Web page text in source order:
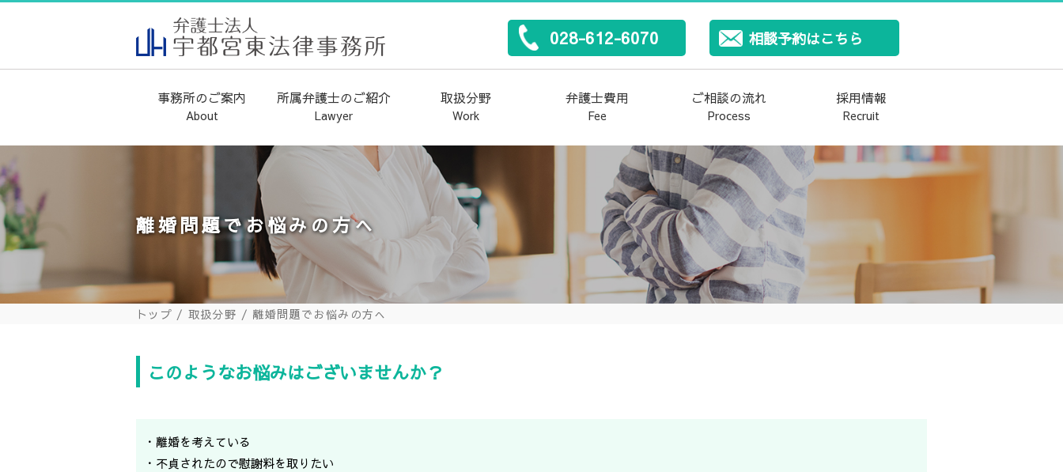
028-612-6070 相談予約はこちら
事務所のご案内
About
事務所概要
代表弁護士のご挨拶
当事務所の取り組み
所属弁護士のご紹介
Lawyer
取扱分野
Work
交通事故
後遺障害
労働災害
遺産相続
借金・債務整理
企業法務・顧問契約
離婚・男女トラブル
労働問題
犯罪・刑事事件
不動産・建築
弁護士費用
Fee
ご相談の流れ
Process
お客様アンケート
採用情報
Recruit
離婚問題でお悩みの方へ
トップ 取扱分野 / 離婚問題でお悩みの方へ
このようなお悩みはございませんか？
・離婚を考えている
・不貞されたので慰謝料を取りたい